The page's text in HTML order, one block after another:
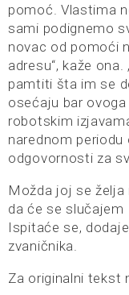
pomoć. Vlastima
sami podignemo
novac od pomoći
adresu“, kaže
pamtiti šta im se
osećaju bar
robotskim
narednom
odgovornosti za
Možda joj se
da će se slučajem
Ispitaće se,
zvaničnika.
Za originalni tekst